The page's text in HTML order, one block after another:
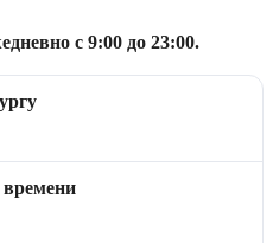
с 9:00 до 23:00.
времени